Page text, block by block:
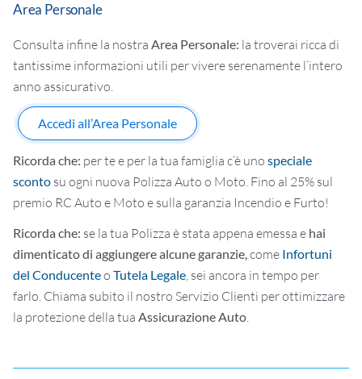
Area Personale
Consulta infine la nostra Area Personale: la troverai ricca di
tantissime informazioni utili per vivere serenamente l’intero
anno assicurativo.
Accedi all’Area Personale
Ricorda che: per te e per la tua famiglia c’è uno speciale
sconto su ogni nuova Polizza Auto o Moto. Fino al 25% sul
premio RC Auto e Moto e sulla garanzia Incendio e Furto!
Ricorda che: se la tua Polizza è stata appena emessa e hai
dimenticato di aggiungere alcune garanzie,come Infortuni
del Conducenteo Tutela Legale, sei ancora in tempo per
farlo. Chiama subito il nostro Servizio Clienti per ottimizzare
la protezione della tua Assicurazione Auto.